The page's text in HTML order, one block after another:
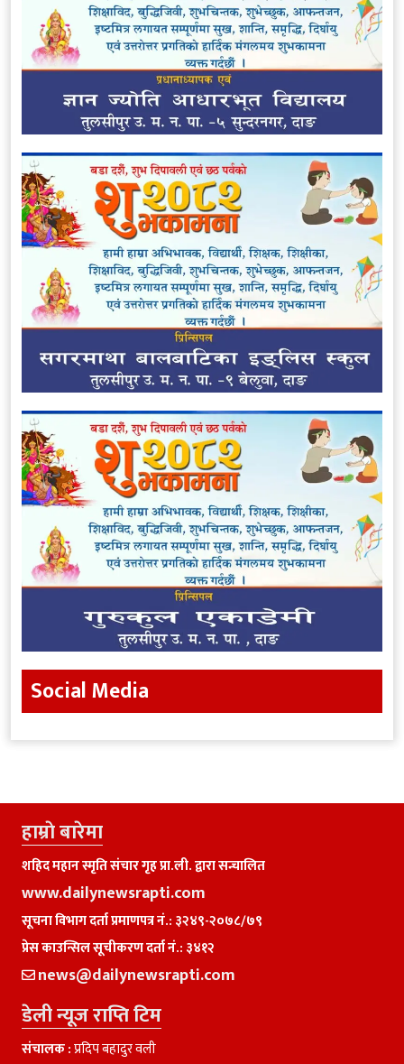
Social Media
हाम्राे बारेमा
शहिद महान स्मृति संचार गृह प्रा.ली. द्वारा सन्चालित
www.dailynewsrapti.com
सूचना विभाग दर्ता प्रमाणपत्र नं.: ३२४९-२०७८/७९
प्रेस काउन्सिल सूचीकरण दर्ता नं.: ३४१२
news@dailynewsrapti.com
डेली न्यूज राप्ति टिम
संचालक :प्रदिप बहादुर वली